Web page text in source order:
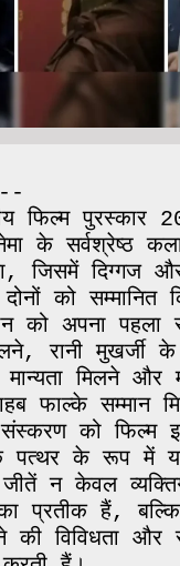
फिल्म पुरस्कार
के सर्वश्रेष्ठ
जिसमें दिग्गज
को सम्मानित
को अपना पहला
रानी मुखर्जी के
मिलने और
फाल्के सम्मान
को फिल्म
पत्थर के रूप में
न केवल
प्रतीक हैं, बल्कि
की विविधता और